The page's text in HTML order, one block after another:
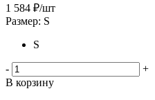
1 584 ₽/шт
Размер: S
S
-
+
В корзину